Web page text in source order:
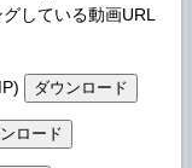
している動画URL